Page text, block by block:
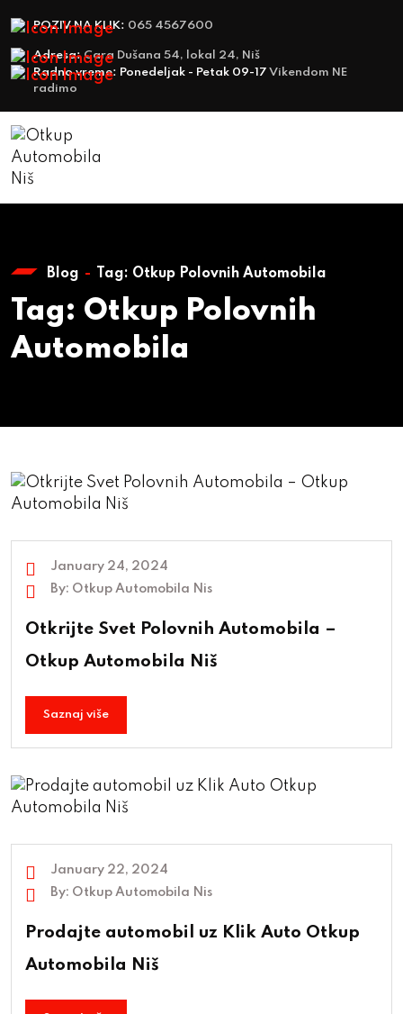
POZIV NA KLIK: 065 4567600
Adresa:Cara Dušana 54, lokal 24, Niš
Radno vreme: Ponedeljak - Petak 09-17 Vikendom NE
radimo
Blog Tag: Otkup Polovnih Automobila
Tag: Otkup Polovnih
Automobila
January 24, 2024
By: Otkup Automobila Nis
Otkrijte Svet Polovnih Automobila –
Otkup Automobila Niš
Saznaj više
January 22, 2024
By: Otkup Automobila Nis
Prodajte automobil uz Klik Auto Otkup
Automobila Niš